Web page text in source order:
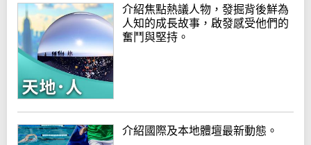
介紹焦點熱議人物，發掘背後鮮為
人知的成長故事，啟發感受他們的
奮鬥與堅持。
介紹國際及本地體壇最新動態。